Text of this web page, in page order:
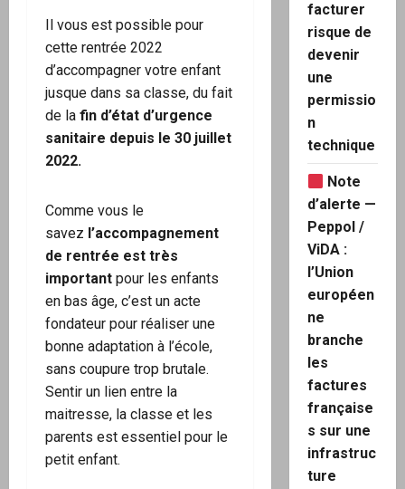
Il vous est possible pour
cette rentrée 2022
d’accompagner votre enfant
jusque dans sa classe, du fait
de la fin d’état d’urgence
sanitaire depuis le 30 juillet
2022.
Comme vous le
savez l’accompagnement
de rentrée est très
important pour les enfants
en bas âge, c’est un acte
fondateur pour réaliser une
bonne adaptation à l’école,
sans coupure trop brutale.
Sentir un lien entre la
maitresse, la classe et les
parents est essentiel pour le
petit enfant.
facturer
risque de
devenir
une
permissio
n
technique
Note
d’alerte —
Peppol /
ViDA :
l’Union
européen
ne
branche
les
factures
française
s sur une
infrastruc
ture